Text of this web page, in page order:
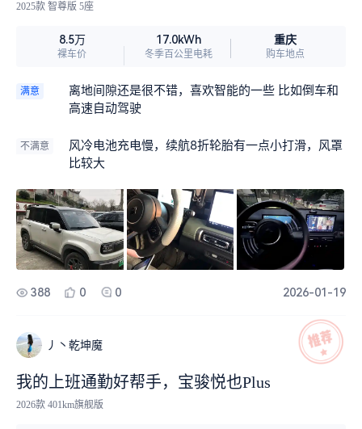
2025款 智尊版 5座
8.5万
裸车价
17.0kWh
冬季百公里电耗
重庆
购车地点
满意
离地间隙还是很不错，喜欢智能的一些 比如倒车和
高速自动驾驶
不满意
风冷电池充电慢，续航8折轮胎有一点小打滑，风罩
比较大
388 0 0 2026-01-19
丿丶乾坤魔
我的上班通勤好帮手，宝骏悦也Plus
2026款 401km旗舰版